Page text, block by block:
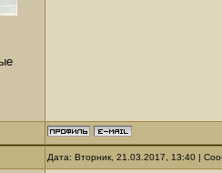
Дата: Вторник, 21.03.2017, 13:40 |